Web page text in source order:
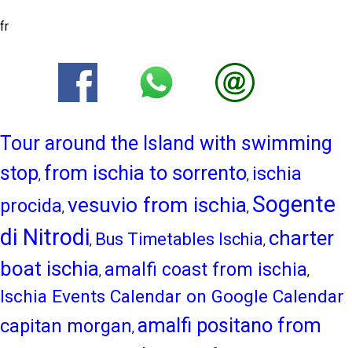
fr
Tour around the Island with swimming
stop, from ischia to sorrento, ischia
procida, vesuvio from ischia, Sogente
di Nitrodi, Bus Timetables Ischia, charter
boat ischia, amalfi coast from ischia,
Ischia Events Calendar on Google Calendar
capitan morgan, amalfi positano from